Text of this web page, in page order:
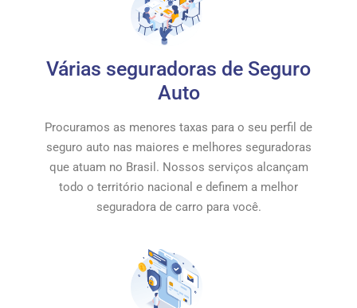
Várias seguradoras de Seguro
Auto
Procuramos as menores taxas para o seu perfil de
seguro auto nas maiores e melhores seguradoras
que atuam no Brasil. Nossos serviços alcançam
todo o território nacional e definem a melhor
seguradora de carro para você.